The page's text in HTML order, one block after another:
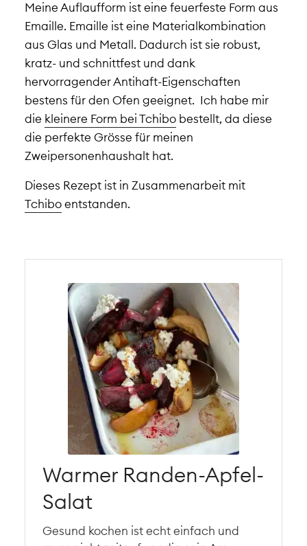
Meine Auflaufform ist eine feuerfeste Form aus
Emaille. Emaille ist eine Materialkombination
aus Glas und Metall. Dadurch ist sie robust,
kratz- und schnittfest und dank
hervorragender Antihaft-Eigenschaften
bestens für den Ofen geeignet. Ich habe mir
die kleinere Form bei Tchibobestellt, da diese
die perfekte Grösse für meinen
Zweipersonenhaushalt hat.
Dieses Rezept ist in Zusammenarbeit mit
Tchiboentstanden.
Warmer Randen-Apfel-
Salat
Gesund kochen ist echt einfach und